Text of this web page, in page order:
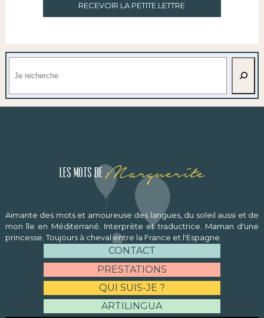
RECEVOIR LA PETITE LETTRE
Les mots de Marguerite
Aimante des mots et amoureuse des langues, du soleil aussi et de
mon île en Méditerrané. Interprète et traductrice. Maman d'une
princesse. Toujours à cheval entre la France et l'Espagne.
CONTACT
PRESTATIONS
QUI SUIS-JE ?
ARTILINGUA